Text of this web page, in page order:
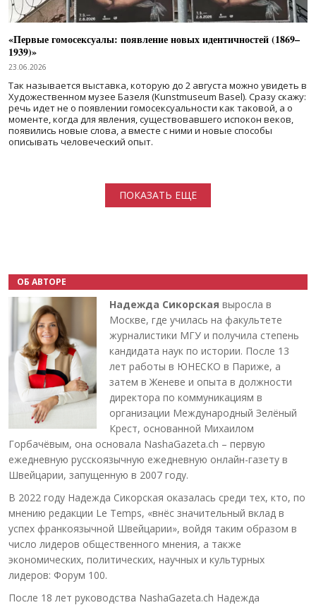
«Первые гомосексуалы: появление новых идентичностей (1869–
1939)»
23.06.2026
Так называется выставка, которую до 2 августа можно увидеть в
Художественном музее Базеля (Kunstmuseum Basel). Сразу скажу:
речь идет не о появлении гомосексуальности как таковой, а о
моменте, когда для явления, существовавшего испокон веков,
появились новые слова, а вместе с ними и новые способы
описывать человеческий опыт.
ПОКАЗАТЬ ЕЩЕ
ОБ АВТОРЕ
Надежда Сикорская выросла в
Москве, где училась на факультете
журналистики МГУ и получила степень
кандидата наук по истории. После 13
лет работы в ЮНЕСКО в Париже, а
затем в Женеве и опыта в должности
директора по коммуникациям в
организации Международный Зелёный
Крест, основанной Михаилом
Горбачёвым, она основала NashaGazeta.ch – первую
ежедневную русскоязычную ежедневную онлайн-газету в
Швейцарии, запущенную в 2007 году.
В 2022 году Надежда Сикорская оказалась среди тех, кто, по
мнению редакции Le Temps, «внёс значительный вклад в
успех франкоязычной Швейцарии», войдя таким образом в
число лидеров общественного мнения, а также
экономических, политических, научных и культурных
лидеров: Форум 100.
После 18 лет руководства NashaGazeta.ch Надежда